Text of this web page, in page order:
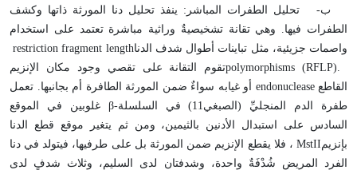
ب-
تحليل الطفرات المباشر: ينفذ تحليل دنا المورثة ذاتها وكشف
الطفرات فيها. وهي تقانة تشخيصيةٌ وراثية مباشرة تعتمد على استخدام
واصمات جزيئية، مثل تباينات أطوال شدف الدناrestriction fragment length
polymorphisms (RFLP).تقوم التقانة على تقصي وجود مكان الإنزيم
القاطع endonuclease
أو غيابه سواءٌ ضمن المورثة الطافرة أم بجانبها. تعمل
طفرة الدم المنجليِّ (الصبغي11) في السلسلة
β-غلوبين في الموقع
السادس على استبدال الأدنين بالثيمين، ومن ثم يتغير موقع قطع الدنا
بإنزيمMstII ، فلا يقطع الإنزيم ضمن المورثة بل على طرفيها، فيتولد في دنا
الفرد المريض شُدْفَةٌ واحدة، وشدفتان لدى السليم، وثلاث شدفٍ لدى